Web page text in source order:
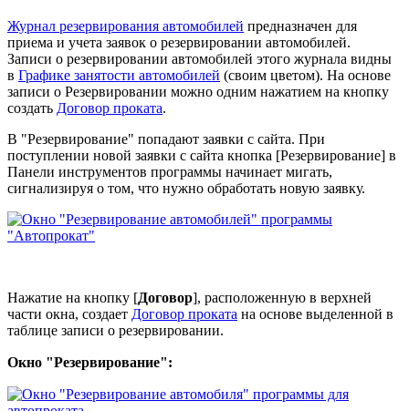
Журнал резервирования автомобилей предназначен для
приема и учета заявок о резервировании автомобилей.
Записи о резервировании автомобилей этого журнала видны
в Графике занятости автомобилей (своим цветом). На основе
записи о Резервировании можно одним нажатием на кнопку
создать Договор проката.
В "Резервирование" попадают заявки с сайта. При
поступлении новой заявки с сайта кнопка [Резервирование] в
Панели инструментов программы начинает мигать,
сигнализируя о том, что нужно обработать новую заявку.
Нажатие на кнопку [Договор], расположенную в верхней
части окна, создает Договор проката на основе выделенной в
таблице записи о резервировании.
Окно "Резервирование":